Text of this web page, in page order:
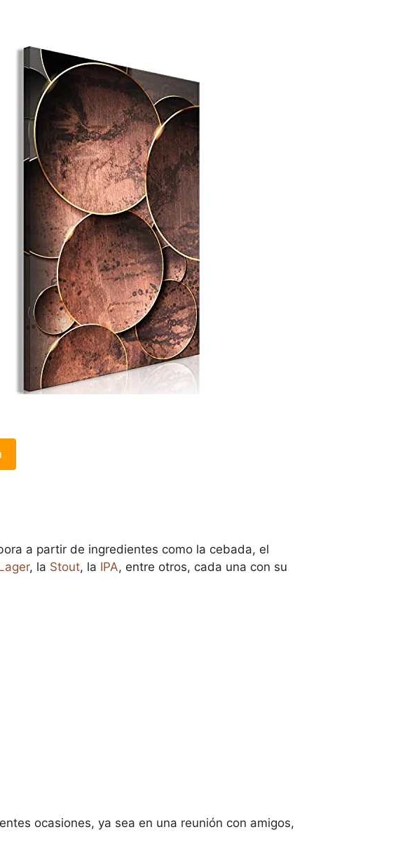
a partir de ingredientes como la cebada, el
, la Stout, la IPA, entre otros, cada una con su
ocasiones, ya sea en una reunión con amigos,